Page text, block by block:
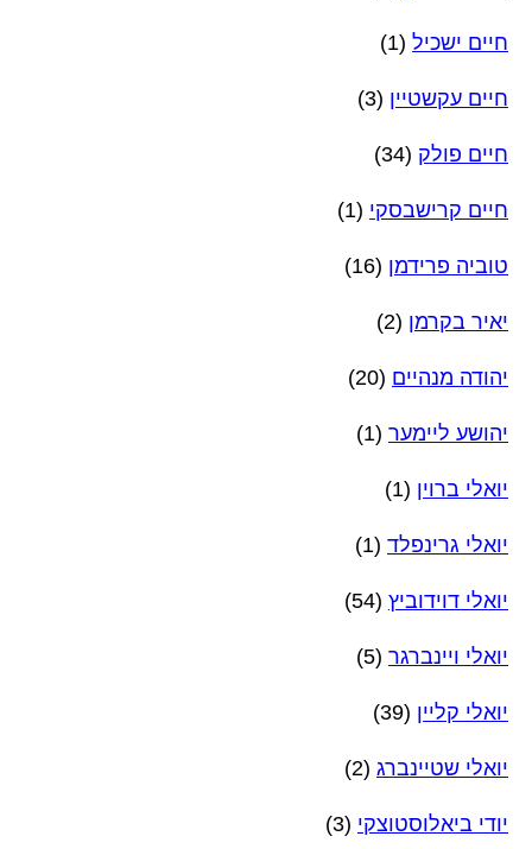
חיים ישכיל (1)
חיים עקשטיין (3)
חיים פולק (34)
חיים קרישבסקי (1)
טוביה פרידמן (16)
יאיר בקרמן (2)
יהודה מנהיים (20)
יהושע ליימער (1)
יואלי ברוין (1)
יואלי גרינפלד (1)
יואלי דוידוביץ (54)
יואלי ויינברגר (5)
יואלי קליין (39)
יואלי שטיינברג (2)
יודי ביאלוסטוצקי (3)